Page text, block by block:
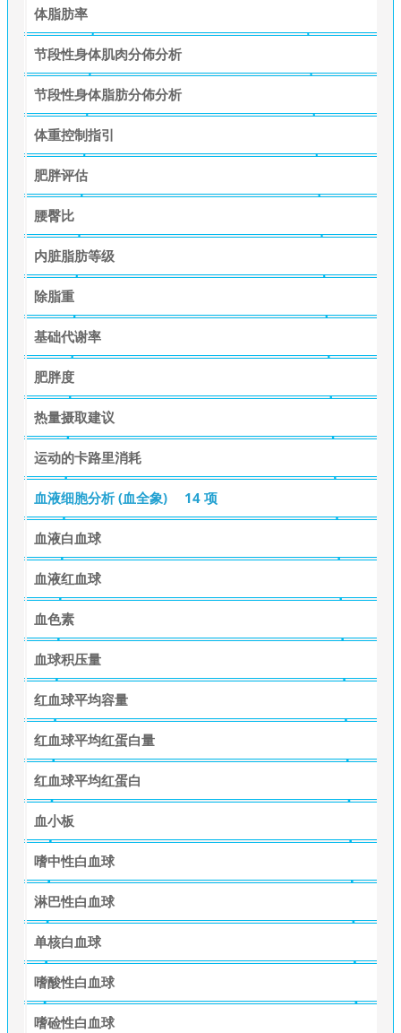
体脂肪率
节段性身体肌肉分佈分析
节段性身体脂肪分佈分析
体重控制指引
肥胖评估
腰臀比
内脏脂肪等级
除脂重
基础代谢率
肥胖度
热量摄取建议
运动的卡路里消耗
血液细胞分析 (血全象) 14 项
血液白血球
血液红血球
血色素
血球积压量
红血球平均容量
红血球平均红蛋白量
红血球平均红蛋白
血小板
嗜中性白血球
淋巴性白血球
单核白血球
嗜酸性白血球
嗜硷性白血球